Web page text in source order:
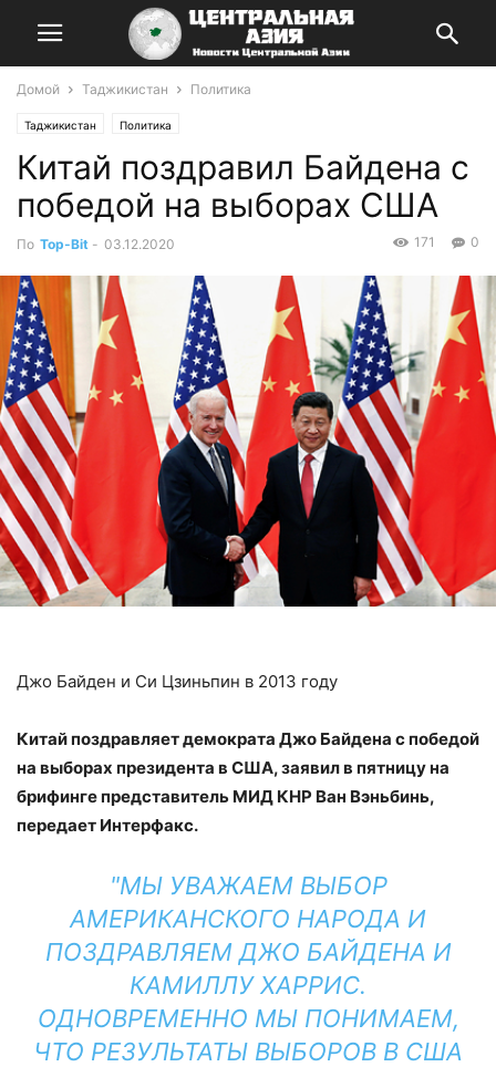
Домой Таджикистан Политика
Таджикистан Политика
Китай поздравил Байдена с
победой на выборах США
По Top-Bit - 03.12.2020 0
171
Джо Байден и Си Цзиньпин в 2013 году
Китай поздравляет демократа Джо Байдена с победой
на выборах президента в США, заявил в пятницу на
брифинге представитель МИД КНР Ван Вэньбинь,
передает Интерфакс.
"МЫ УВАЖАЕМ ВЫБОР
АМЕРИКАНСКОГО НАРОДА И
ПОЗДРАВЛЯЕМ ДЖО БАЙДЕНА И
КАМИЛЛУ ХАРРИС.
ОДНОВРЕМЕННО МЫ ПОНИМАЕМ,
ЧТО РЕЗУЛЬТАТЫ ВЫБОРОВ В США